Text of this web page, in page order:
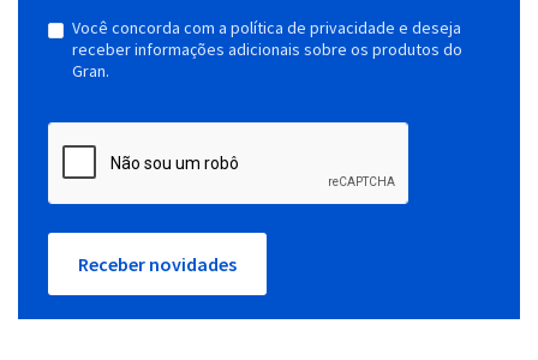
Você concorda com a política de privacidade e deseja
receber informações adicionais sobre os produtos do
Gran.
Receber novidades